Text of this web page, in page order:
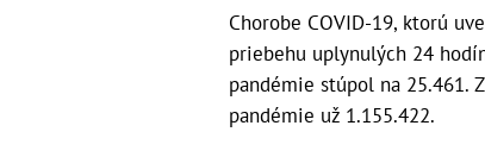
Chorobe COVID-19, ktorú
priebehu uplynulých 24
pandémie stúpol na 25.461.
pandémie už 1.155.422.